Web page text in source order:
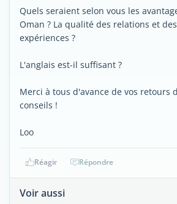
Quels seraient selon vous les
Oman ? La qualité des relations et
expériences ?
L'anglais est-il suffisant ?
Merci à tous d'avance de vos retours
conseils !
Loo
Réagir Répondre
Voir aussi